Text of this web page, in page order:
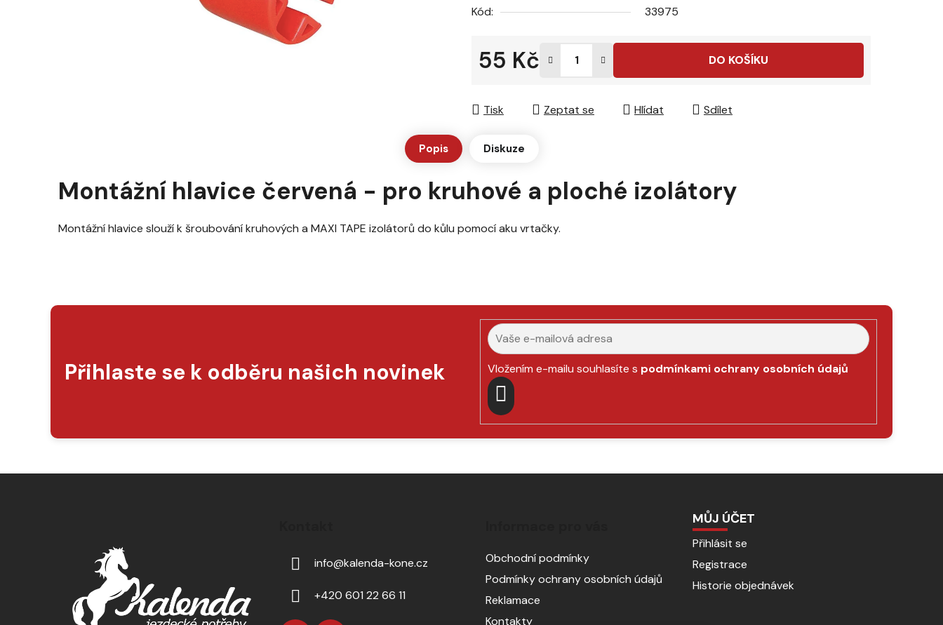
5
Kód:
33975
55 Kč DO KOŠÍKU
Tisk Zeptat se Hlídat Sdílet
Popis Diskuze
Montážní hlavice červená - pro kruhové a ploché izolátory
Montážní hlavice slouží k šroubování kruhových a MAXI TAPE izolátorů do kůlu pomocí aku vrtačky.
Přihlaste se k odběru našich novinek Vložením e-mailu souhlasíte s podmínkami ochrany osobních údajů
PŘIHLÁSIT
SE
info@kalenda-kone.cz
+420 601 22 66 11
Obchodní podmínky
Podmínky ochrany osobních údajů
Reklamace
Kontakty
MŮJ ÚČET
Přihlásit se
Registrace
Historie objednávek